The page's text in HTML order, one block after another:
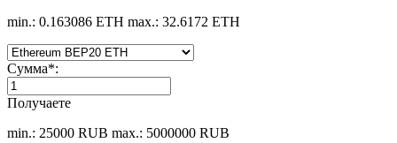
min.: 0.163086 ETH max.: 32.6172 ETH
Сумма*:
Получаете
min.: 25000 RUB max.: 5000000 RUB